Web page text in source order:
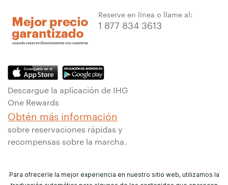
Reserve en línea o llame al:
1 877 834 3613
Descargue la aplicación de IHG
One Rewards
Obtén más información
sobre reservaciones rápidas y
recompensas sobre la marcha.
Para ofrecerle la mejor experiencia en nuestro sitio web, utilizamos la